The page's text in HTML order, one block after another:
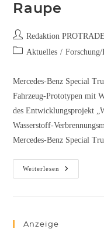
Raupe
Redaktion
Aktuelles /
Mercedes-Benz Special
Fahrzeug-Prototypen mit
des Entwicklungsprojekt
Wasserstoff-
Mercedes-Benz Special
Weiterlesen
Anzeige